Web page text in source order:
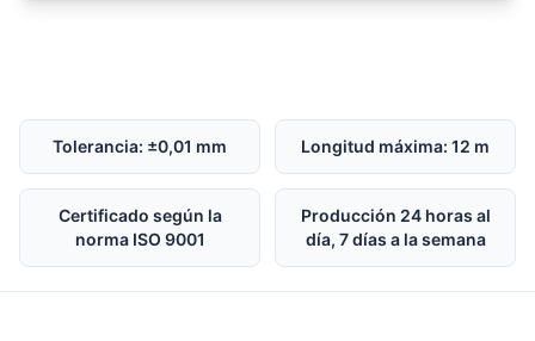
Tolerancia: ±0,01 mm Longitud máxima: 12 m
Certificado según la
norma ISO 9001
Producción 24 horas al
día, 7 días a la semana